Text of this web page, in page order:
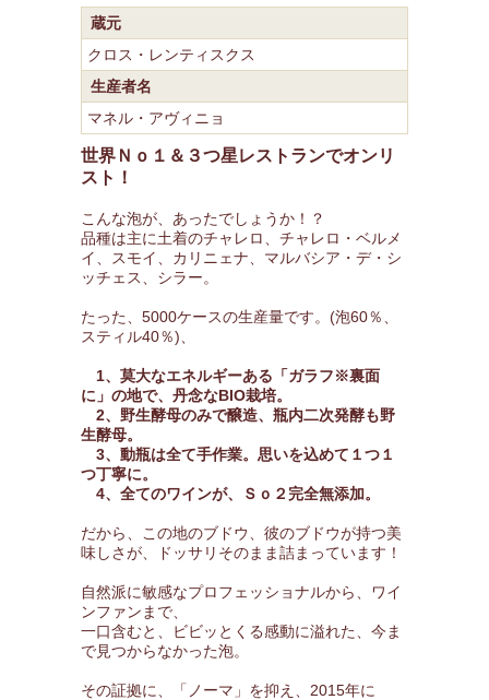
蔵元
クロス・レンティスクス
生産者名
マネル・アヴィニョ
世界Ｎｏ１＆３つ星レストランでオンリ
スト！
こんな泡が、あったでしょうか！？
品種は主に土着のチャレロ、チャレロ・ベルメ
イ、スモイ、カリニェナ、マルバシア・デ・シ
ッチェス、シラー。
たった、5000ケースの生産量です。(泡60％、
スティル40％)、
1、莫大なエネルギーある「ガラフ※裏面
に」の地で、丹念なBIO栽培。
2、野生酵母のみで醸造、瓶内二次発酵も野
生酵母。
3、動瓶は全て手作業。思いを込めて１つ１
つ丁寧に。
4、全てのワインが、Ｓｏ２完全無添加。
だから、この地のブドウ、彼のブドウが持つ美
味しさが、ドッサリそのまま詰まっています！
自然派に敏感なプロフェッショナルから、ワイ
ンファンまで、
一口含むと、ビビッとくる感動に溢れた、今ま
で見つからなかった泡。
その証拠に、「ノーマ」を抑え、2015年に